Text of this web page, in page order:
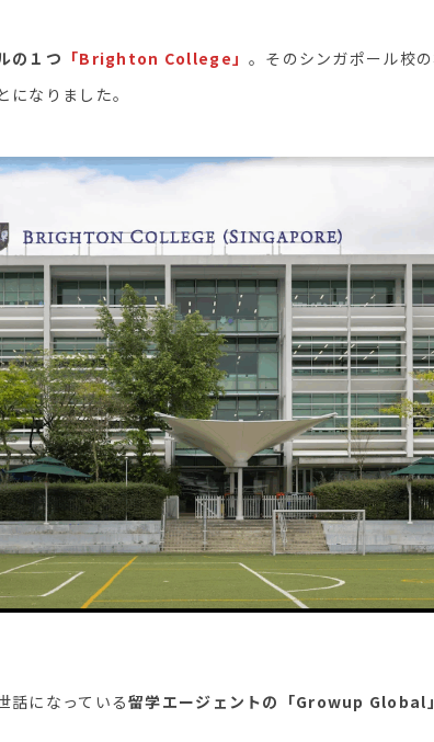
の１つ 「Brighton College」。そのシンガポール校
になりました。
話になっている留学エージェントの「Growup Global